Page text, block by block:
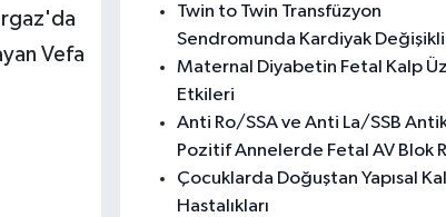
Vefa
Twin to Twin Transfüzyon
Sendromunda Kardiyak
Maternal Diyabetin Fetal Kalp
Etkileri
Anti Ro/SSA ve Anti La/SSB
Pozitif Annelerde Fetal AV Blok
Çocuklarda Doğuştan Yapısal
Hastalıkları